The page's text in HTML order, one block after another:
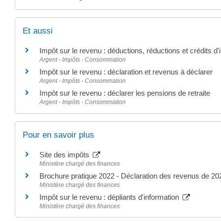
Et aussi
Impôt sur le revenu : déductions, réductions et crédits
Argent - Impôts - Consommation
Impôt sur le revenu : déclaration et revenus à déclarer
Argent - Impôts - Consommation
Impôt sur le revenu : déclarer les pensions de retraite
Argent - Impôts - Consommation
Pour en savoir plus
Site des impôts
Ministère chargé des finances
Brochure pratique 2022 - Déclaration des revenus de
Ministère chargé des finances
Impôt sur le revenu : dépliants d'information
Ministère chargé des finances